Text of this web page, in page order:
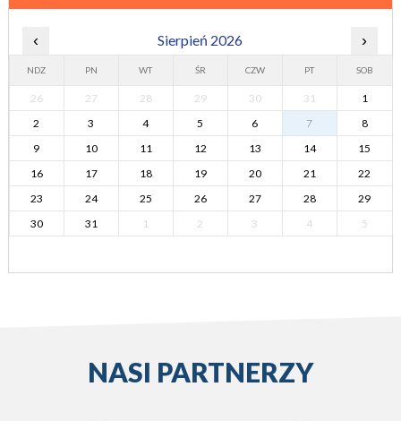
‹ Sierpień 2026 ›
NDZ PN WT ŚR CZW PT SOB
26 27 28 29 30 31
1
2
3 4 5 6 7
8
9
10 11 12 13 14
15
16
17 18 19 20 21
22
23
24 25 26 27 28
29
30
31 1 2 3 4 5
NASI PARTNERZY